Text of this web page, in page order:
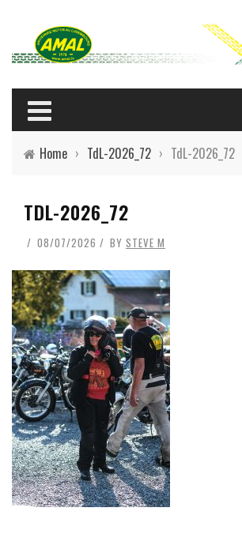
Home › TdL-2026_72 › TdL-2026_72
TDL-2026_72
08/07/2026 BY STEVE M